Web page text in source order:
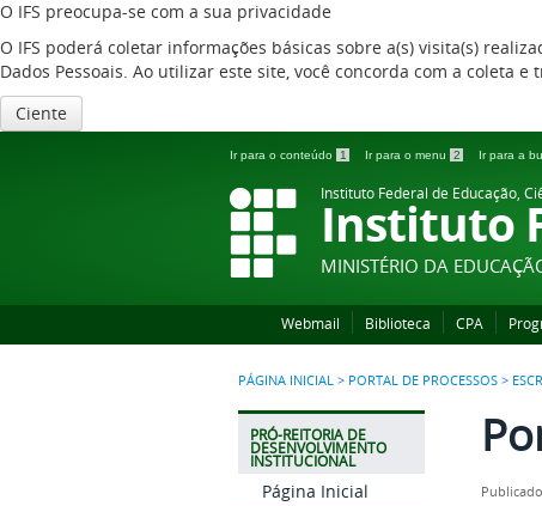
O IFS preocupa-se com a sua privacidade
O IFS poderá coletar informações básicas sobre a(s) visita(s)
Dados Pessoais. Ao utilizar este site, você concorda com a coleta
Ciente
Ir para o conteúdo 1 Ir para o menu 2 Ir para a
Instituto Federal de Educação,
Instituto
MINISTÉRIO DA
Webmail Biblioteca CPA
PÁGINA INICIAL > PORTAL DE PROCESSOS >
PRÓ-REITORIA DE
DESENVOLVIMENTO
INSTITUCIONAL
Página Inicial